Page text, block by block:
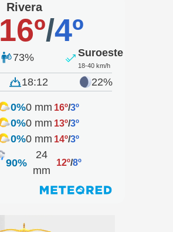
Rivera
16º/4º
73% Suroeste
18-40 km/h
18:12 22%
0%0 mm 16º/3º
0%0 mm 13º/3º
0%0 mm 14º/3º
90%
24
mm
12º/8º